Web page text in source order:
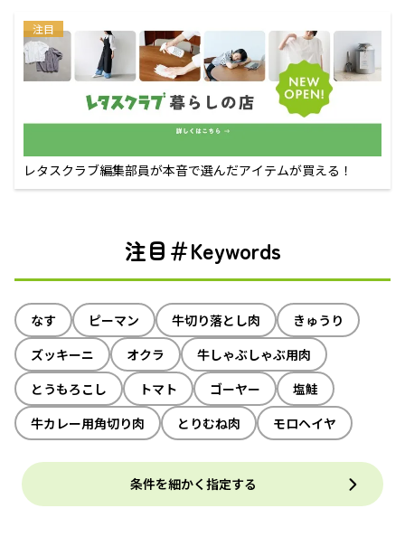
注目
レタスクラブ編集部員が本音で選んだアイテムが買える！
注目＃Keywords
なす ピーマン 牛切り落とし肉
きゅうり
ズッキーニ
オクラ
牛しゃぶしゃぶ用肉
とうもろこし
トマト ゴーヤー
塩鮭
牛カレー用角切り肉
とりむね肉 モロヘイヤ
条件を細かく指定する